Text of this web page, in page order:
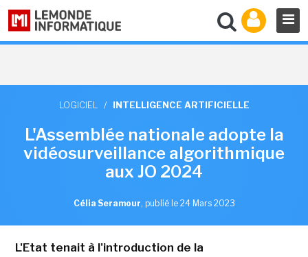
LOGICIEL / INTELLIGENCE ARTIFICIELLE
L'Assemblée nationale adopte la
vidéosurveillance algorithmique
aux JO 2024
Célia Seramour, publié le 24 Mars 2023
L'Etat tenait à l'introduction de la